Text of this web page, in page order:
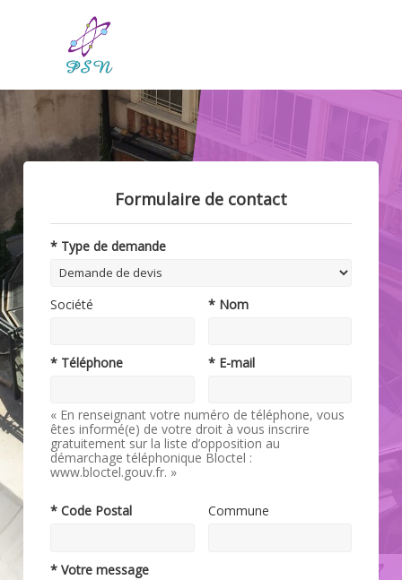
Formulaire de contact
* Type de demande
Société * Nom
* Téléphone * E-mail
« En renseignant votre numéro de téléphone, vous
êtes informé(e) de votre droit à vous inscrire
gratuitement sur la liste d’opposition au
démarchage téléphonique Bloctel :
www.bloctel.gouv.fr. »
* Code Postal Commune
* Votre message